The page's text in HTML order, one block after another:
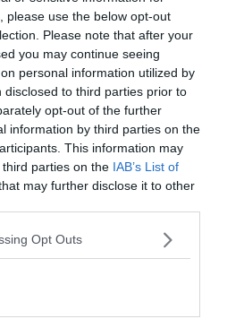
please use the below opt-out
Please note that after your
you may continue seeing
personal information utilized by
to third parties prior to
opt-out of the further
information by third parties on the
This information may
parties on the IAB’s List of
may further disclose it to other
Opt Outs
la nuova Pro Loco: è la
Trentino nel 2026
in 15 minuti: «Le
avvistamenti possono
in val di Non, Cles
Flaim
di S.Ilario
ghiacciaio della
una cordata di